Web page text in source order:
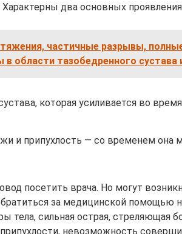
два основных
частичные разрывы,
области тазобедренного сустава
которая усиливается во
и припухлость — со временем она
посетить врача. Но могут
за медицинской помощью
тела, сильная острая, стреляющая
невозможность